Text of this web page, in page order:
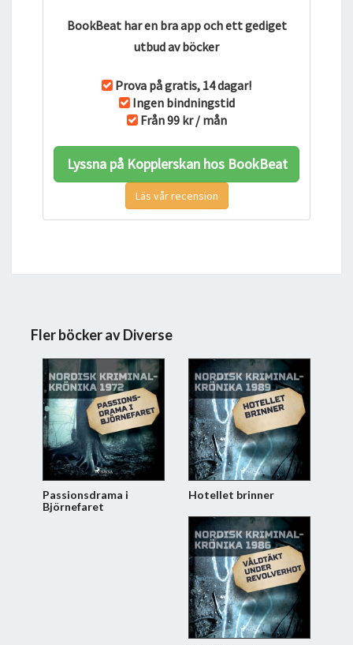
BookBeat har en bra app och ett gediget
utbud av böcker
Prova på gratis, 14 dagar!
Ingen bindningstid
Från 99 kr / mån
Lyssna på Kopplerskan hos BookBeat
Läs vår recension
Fler böcker av Diverse
Passionsdrama i
Björnefaret
Hotellet brinner